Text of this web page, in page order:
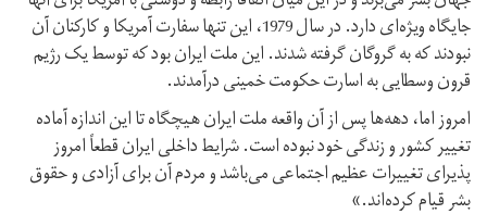
جایگاه ویژه‌ای دارد. در سال 1979، این تنها سفارت آمریکا و کارکنان آن
نبودند که به گروگان گرفته شدند. این ملت ایران بود که توسط یک رژیم
قرون وسطایی به اسارت حکومت خمینی درآمدند.
امروز اما، دهه‌ها پس از آن واقعه ملت ایران هیچگاه تا این اندازه آماده
تغییر کشور و زندگی خود نبوده است. شرایط داخلی ایران قطعاً امروز
پذیرای تغییرات عظیم اجتماعی می‌باشد و مردم آن برای آزادی و حقوق
بشر قیام کرده‌اند.»